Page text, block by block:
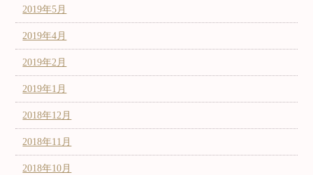
2019年5月
2019年4月
2019年2月
2019年1月
2018年12月
2018年11月
2018年10月